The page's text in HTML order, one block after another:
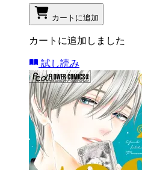
カートに追加
カートに追加しました
試し読み